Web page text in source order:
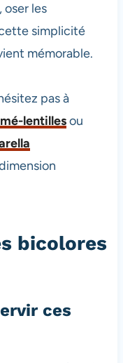
les
simplicité
mémorable.
pas à
lentillesou
bicolores
ces